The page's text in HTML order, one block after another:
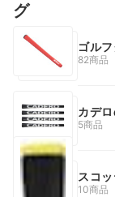
グ
ゴル
82商品
カデ
5商品
スコ
10商品